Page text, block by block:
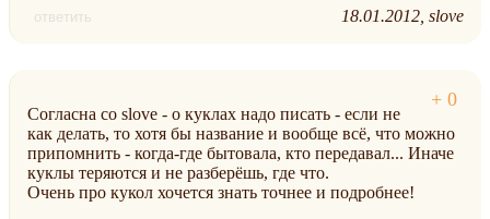
ответить 18.01.2012 slove
Согласна со slove - о куклах надо писать - если не
как делать, то хотя бы название и вообще всё, что можно
припомнить - когда-где бытовала, кто передавал... Иначе
куклы теряются и не разберёшь, где что.
Очень про кукол хочется знать точнее и подробнее!